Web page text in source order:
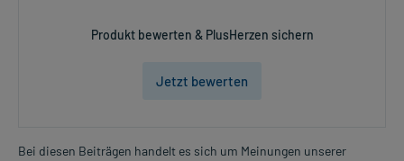
Produkt bewerten & PlusHerzen sichern
Jetzt bewerten
Bei diesen Beiträgen handelt es sich um Meinungen unserer